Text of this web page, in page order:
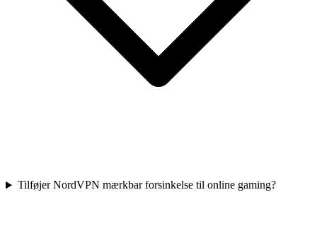
Tilføjer NordVPN mærkbar forsinkelse til online gaming?